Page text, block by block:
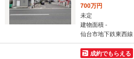
700万円
未定
建物面積 -
仙台市地下鉄東西
成約でもらえる